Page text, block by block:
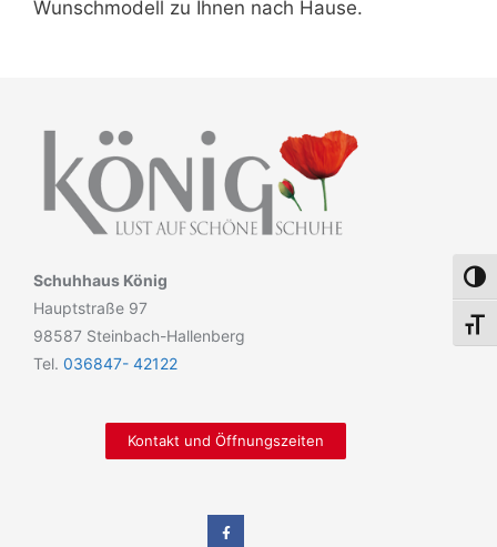
Wunschmodell zu Ihnen nach Hause.
Schuhhaus König
Hauptstraße 97
98587 Steinbach-Hallenberg
Tel. 036847- 42122
Kontakt und Öffnungszeiten